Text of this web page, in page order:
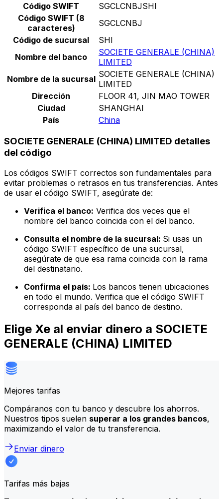
Código SWIFT
SGCLCNBJSHI
Código SWIFT (8
caracteres)
SGCLCNBJ
Código de sucursal
SHI
Nombre del banco
SOCIETE GENERALE (CHINA)
LIMITED
Nombre de la sucursal SOCIETE GENERALE (CHINA)
LIMITED
Dirección
FLOOR 41, JIN MAO TOWER
Ciudad
SHANGHAI
País
China
SOCIETE GENERALE (CHINA) LIMITED detalles
del código
Los códigos SWIFT correctos son fundamentales para
evitar problemas o retrasos en tus transferencias. Antes
de usar el código SWIFT, asegúrate de:
Verifica el banco: Verifica dos veces que el
nombre del banco coincida con el del banco.
Consulta el nombre de la sucursal: Si usas un
código SWIFT específico de una sucursal,
asegúrate de que esa rama coincida con la rama
del destinatario.
Confirma el país: Los bancos tienen ubicaciones
en todo el mundo. Verifica que el código SWIFT
corresponda al país del banco de destino.
Elige Xe al enviar dinero a SOCIETE
GENERALE (CHINA) LIMITED
Mejores tarifas
Compáranos con tu banco y descubre los ahorros.
Nuestros tipos suelen superar a los grandes bancos,
maximizando el valor de tu transferencia.
Enviar dinero
Tarifas más bajas